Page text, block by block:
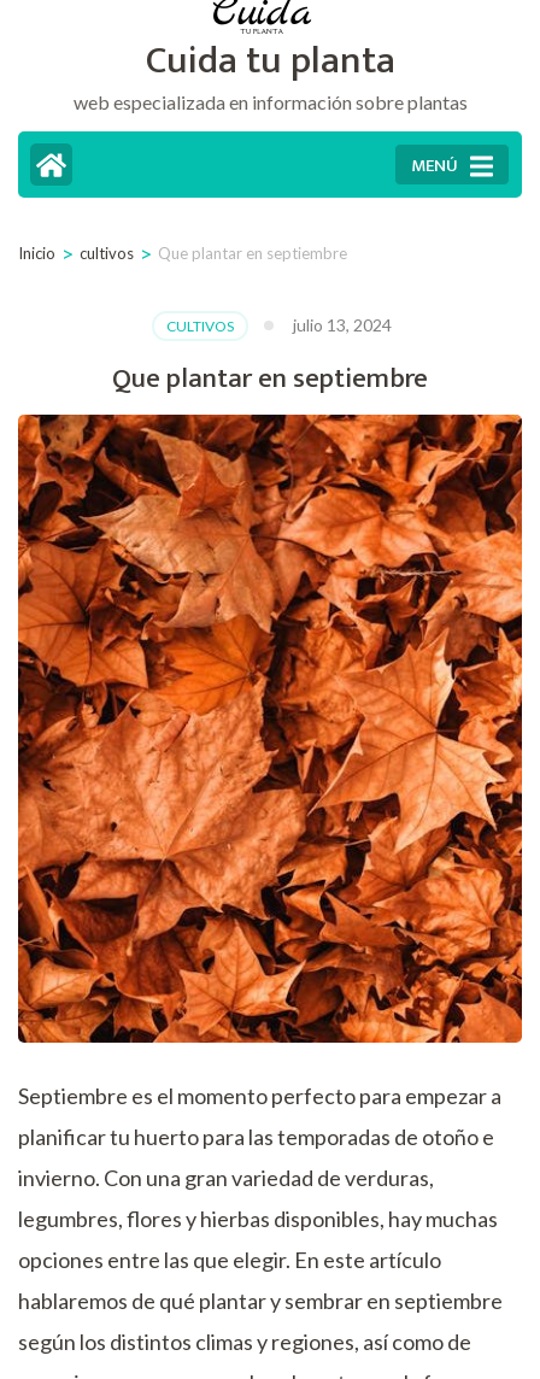
Intro)
Cuida tu planta
web especializada en información sobre plantas
MENÚ
Inicio > cultivos > Que plantar en septiembre
CULTIVOS julio 13, 2024
Que plantar en septiembre
Septiembre es el momento perfecto para empezar a
planificar tu huerto para las temporadas de otoño e
invierno. Con una gran variedad de verduras,
legumbres, flores y hierbas disponibles, hay muchas
opciones entre las que elegir. En este artículo
hablaremos de qué plantar y sembrar en septiembre
según los distintos climas y regiones, así como de